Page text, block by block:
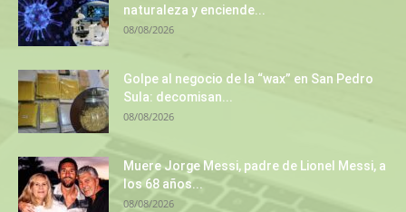
naturaleza y enciende...
08/08/2026
Golpe al negocio de la “wax” en San Pedro
Sula: decomisan...
08/08/2026
Muere Jorge Messi, padre de Lionel Messi, a
los 68 años...
08/08/2026